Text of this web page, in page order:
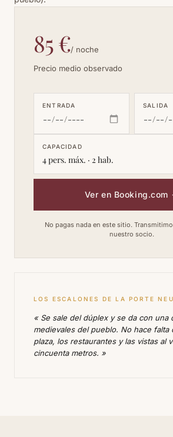
85 €/ noche
Precio medio observado
ENTRADA SALIDA
CAPACIDAD
4 pers. máx. · 2 hab.
Ver en Booking.com
No pagas nada en este sitio.
nuestro socio.
LOS ESCALONES DE LA PORTE
« Se sale del dúplex y se da con una
medievales del pueblo. No hace
plaza, los restaurantes y las vistas al
cincuenta metros. »